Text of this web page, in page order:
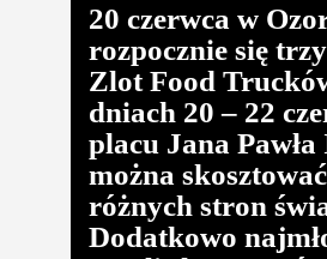
20 czerwca w
rozpocznie się
Zlot Food
dniach 20 – 22
placu Jana
można
różnych stron
Dodatkowo